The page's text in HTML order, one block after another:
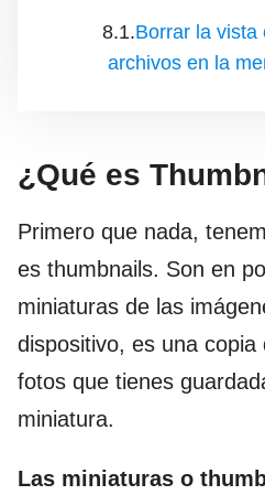
Borrar la vista
archivos en la
¿Qué es
Primero que nada,
es thumbnails. Son en
miniaturas de las
dispositivo, es una
fotos que tienes
miniatura.
Las miniaturas o